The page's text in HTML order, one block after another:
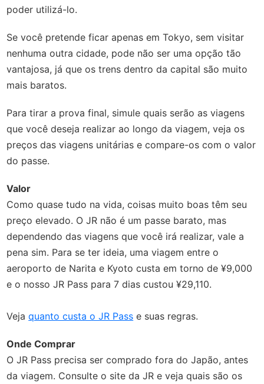
poder utilizá-lo.
Se você pretende ficar apenas em Tokyo, sem visitar
nenhuma outra cidade, pode não ser uma opção tão
vantajosa, já que os trens dentro da capital são muito
mais baratos.
Para tirar a prova final, simule quais serão as viagens
que você deseja realizar ao longo da viagem, veja os
preços das viagens unitárias e compare-os com o valor
do passe.
Valor
Como quase tudo na vida, coisas muito boas têm seu
preço elevado. O JR não é um passe barato, mas
dependendo das viagens que você irá realizar, vale a
pena sim. Para se ter ideia, uma viagem entre o
aeroporto de Narita e Kyoto custa em torno de ¥9,000
e o nosso JR Pass para 7 dias custou ¥29,110.
Vejaquanto custa o JR Pass e suas regras.
Onde Comprar
O JR Pass precisa ser comprado fora do Japão, antes
da viagem. Consulte o site da JR e veja quais são os